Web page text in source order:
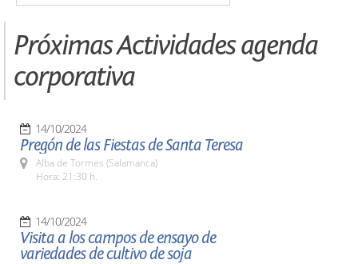
Próximas Actividades agenda
corporativa
14/10/2024
Pregón de las Fiestas de Santa Teresa
Alba de Tormes (Salamanca)
Hora: 21:30 h.
14/10/2024
Visita a los campos de ensayo de
variedades de cultivo de soja